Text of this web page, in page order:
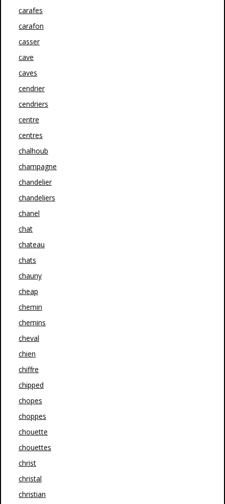
carafes
carafon
casser
cave
caves
cendrier
cendriers
centre
centres
chalhoub
champagne
chandelier
chandeliers
chanel
chat
chateau
chats
chauny
cheap
chemin
chemins
cheval
chien
chiffre
chipped
chopes
choppes
chouette
chouettes
christ
christal
christian